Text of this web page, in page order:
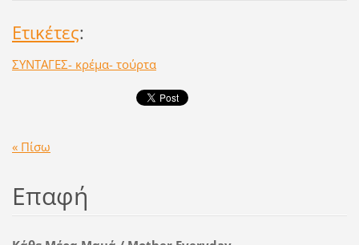
Ετικέτες:
ΣΥΝΤΑΓΕΣ- κρέμα- τούρτα
« Πίσω
Επαφή